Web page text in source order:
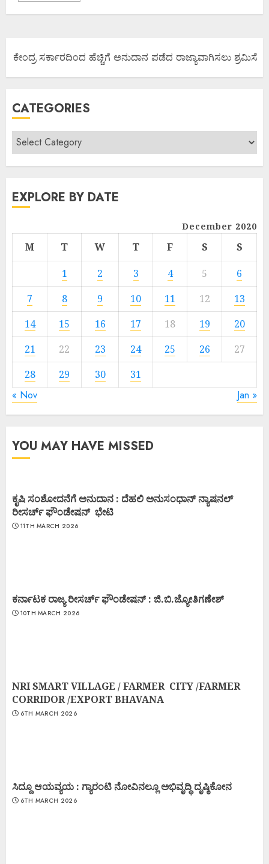
ಕೇಂದ್ರ ಸರ್ಕಾರದಿಂದ ಹೆಚ್ಚಿಗೆ ಅನುದಾನ ಪಡೆದ ರಾಜ್ಯಾವಾಗಿಸಲು
CATEGORIES
EXPLORE BY DATE
December 2020
M T W T F S
S
1
2 3 4 5
6
7
8 9 10 11 12
13
14
15 16 17 18 19
20
21
22 23 24 25 26
27
28
29 30 31
« Nov Jan »
YOU MAY HAVE MISSED
ಕೃಷಿ ಸಂಶೋದನೆಗೆ ಅನುದಾನ : ದೆಹಲಿ ಅನುಸಂಧಾನ್ ನ್ಯಾಷನಲ್
ರೀಸರ್ಚ್ ಫೌಂಡೇಷನ್ ಭೇಟಿ
11TH MARCH 2026
ಕರ್ನಾಟಕ ರಾಜ್ಯ ರೀಸರ್ಚ್ ಫೌಂಡೇಷನ್ : ಜಿ.ಬಿ.ಜ್ಯೋತಿಗಣೇಶ್
10TH MARCH 2026
NRI SMART VILLAGE / FARMER CITY /FARMER
CORRIDOR /EXPORT BHAVANA
6TH MARCH 2026
ಸಿದ್ದೂ ಆಯವ್ಯಯ : ಗ್ಯಾರಂಟಿ ನೋವಿನಲ್ಲೂ ಅಭಿವೃದ್ಧಿ ದೃಷ್ಠಿಕೋನ
6TH MARCH 2026